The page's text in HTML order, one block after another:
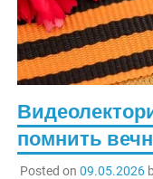
помнить
Posted on 09.05.2026